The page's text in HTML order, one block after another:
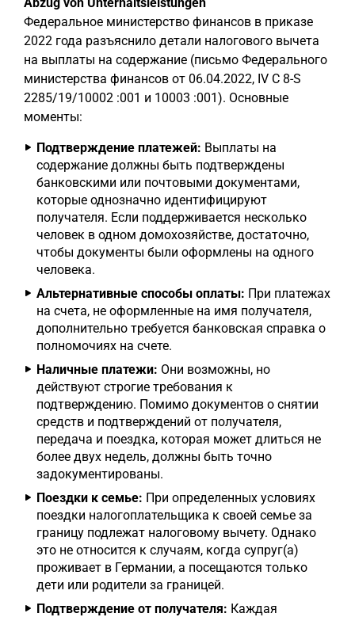
Федеральное министерство финансов в приказе
2022 года разъяснило детали налогового вычета
на выплаты на содержание (письмо Федерального
министерства финансов от 06.04.2022, IV C 8-S
2285/19/10002 :001 и 10003 :001). Основные
моменты:
Подтверждение платежей: Выплаты на
содержание должны быть подтверждены
банковскими или почтовыми документами,
которые однозначно идентифицируют
получателя. Если поддерживается несколько
человек в одном домохозяйстве, достаточно,
чтобы документы были оформлены на одного
человека.
Альтернативные способы оплаты: При платежах
на счета, не оформленные на имя получателя,
дополнительно требуется банковская справка о
полномочиях на счете.
Наличные платежи: Они возможны, но
действуют строгие требования к
подтверждению. Помимо документов о снятии
средств и подтверждений от получателя,
передача и поездка, которая может длиться не
более двух недель, должны быть точно
задокументированы.
Поездки к семье: При определенных условиях
поездки налогоплательщика к своей семье за
границу подлежат налоговому вычету. Однако
это не относится к случаям, когда супруг(а)
проживает в Германии, а посещаются только
дети или родители за границей.
Подтверждение от получателя: Каждая